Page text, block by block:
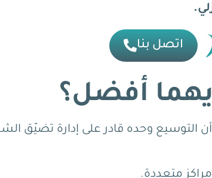
اتصل بنا
أفضل؟
حالةً من 14 مركزًا متخصصًا أن التوسيع وحده قادر على إدارة تضيّق
مراكز متعددة.